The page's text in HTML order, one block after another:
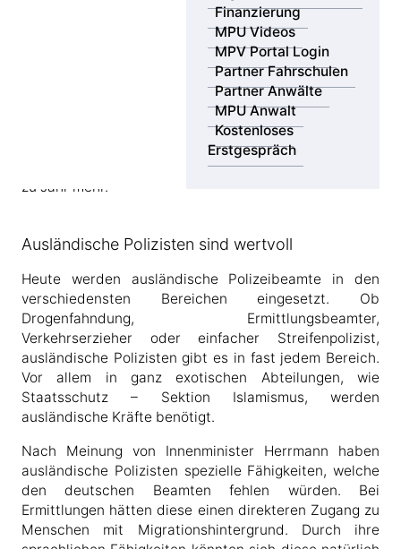
Finanzierung
MPU Videos
MPV Portal Login
Partner Fahrschulen
Partner Anwälte
MPU Anwalt
Kostenloses
Erstgespräch
meisten ausländischen Polizeibeamten sind Türken,
Für die Einstellung ist ein deutscher Pass Pflicht. Vor
allem ihre Sprachkenntnisse und ihre interkulturellen
Fähigkeiten machen sie sehr wertvoll für die
bayerische Polizei. Zudem gibt es in Deutschland eine
große Zahl von ausländischen Sicherheitskräften mit
deutscher Staatsbürgerschaft und es werden von Jahr
zu Jahr mehr.
Ausländische Polizisten sind wertvoll
Heute werden ausländische Polizeibeamte in den
verschiedensten Bereichen eingesetzt. Ob
Drogenfahndung, Ermittlungsbeamter,
Verkehrserzieher oder einfacher Streifenpolizist,
ausländische Polizisten gibt es in fast jedem Bereich.
Vor allem in ganz exotischen Abteilungen, wie
Staatsschutz – Sektion Islamismus, werden
ausländische Kräfte benötigt.
Nach Meinung von Innenminister Herrmann haben
ausländische Polizisten spezielle Fähigkeiten, welche
den deutschen Beamten fehlen würden. Bei
Ermittlungen hätten diese einen direkteren Zugang zu
Menschen mit Migrationshintergrund. Durch ihre